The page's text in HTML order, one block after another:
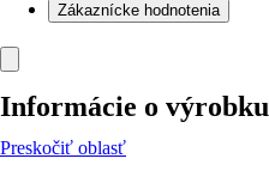
Zákaznícke hodnotenia
Informácie o výrobku
Preskočiť oblasť